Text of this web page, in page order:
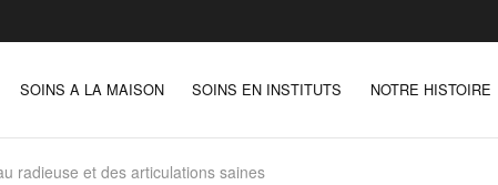
SOINS A LA MAISON SOINS EN INSTITUTS NOTRE HISTOIRE
radieuse et des articulations saines